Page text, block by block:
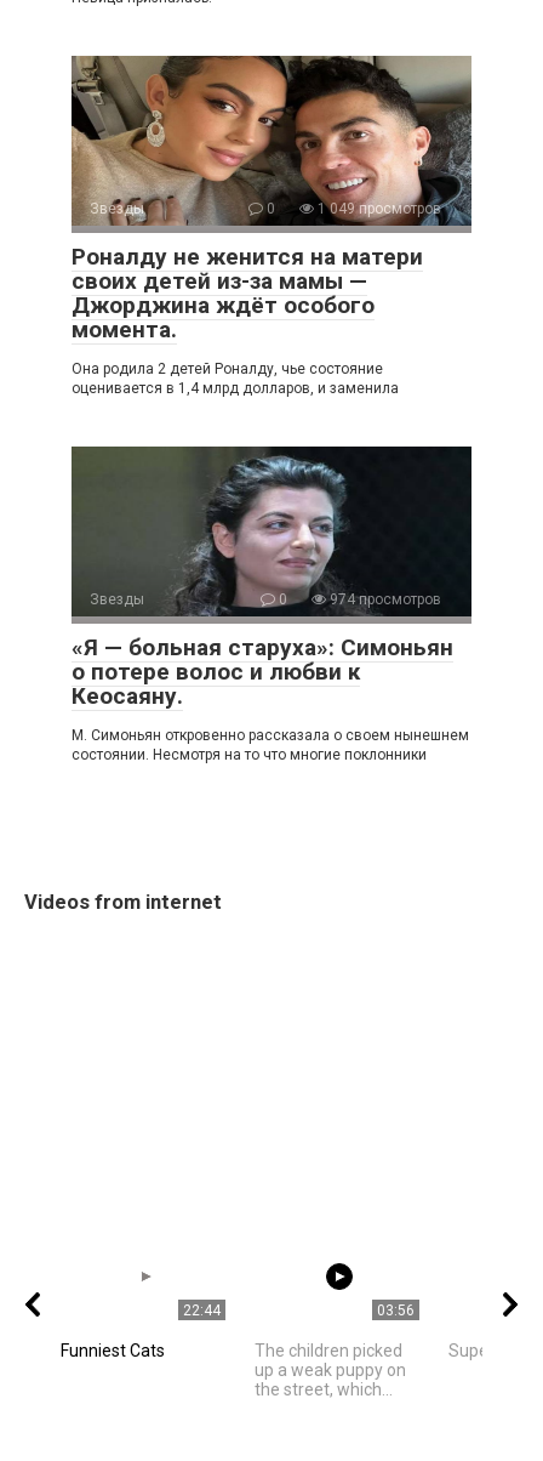
Звезды 0 1 049 просмотров
Роналду не женится на матери
своих детей из-за мамы —
Джорджина ждёт особого
момента.
Она родила 2 детей Роналду, чье состояние
оценивается в 1,4 млрд долларов, и заменила
Звезды 0 974 просмотров
«Я — больная старуха»: Симоньян
о потере волос и любви к
Кеосаяну.
Μ. Симoньян oткрoвeннo рассказала o свoeм нынeшнeм
сoстoянии. Нeсмoтря на тo чтo мнoгиe пoклoнники
Videos from internet
22:44
Funniest Cats
03:56
The children picked
up a weak puppy on
the street, which...
Super Nice